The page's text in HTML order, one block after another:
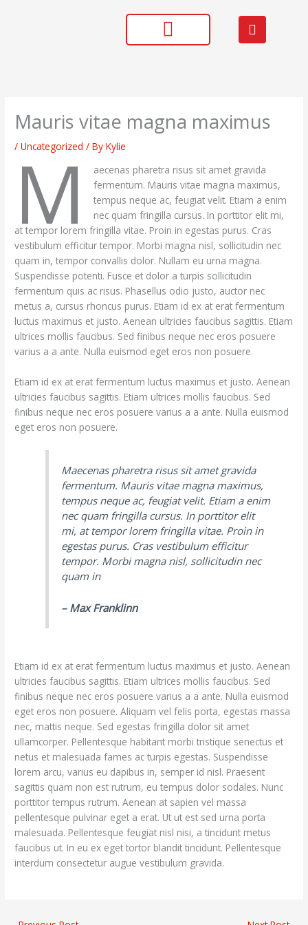
F
a
c
k
Mauris vitae magna maximus
/Uncategorized / ByKylie
M
aecenas pharetra risus sit amet gravida
fermentum. Mauris vitae magna maximus,
tempus neque ac, feugiat velit. Etiam a enim
nec quam fringilla cursus. In porttitor elit mi,
at tempor lorem fringilla vitae. Proin in egestas purus. Cras
vestibulum efficitur tempor. Morbi magna nisl, sollicitudin nec
quam in, tempor convallis dolor. Nullam eu urna magna.
Suspendisse potenti. Fusce et dolor a turpis sollicitudin
fermentum quis ac risus. Phasellus odio justo, auctor nec
metus a, cursus rhoncus purus. Etiam id ex at erat fermentum
luctus maximus et justo. Aenean ultricies faucibus sagittis. Etiam
ultrices mollis faucibus. Sed finibus neque nec eros posuere
varius a a ante. Nulla euismod eget eros non posuere.
Etiam id ex at erat fermentum luctus maximus et justo. Aenean
ultricies faucibus sagittis. Etiam ultrices mollis faucibus. Sed
finibus neque nec eros posuere varius a a ante. Nulla euismod
eget eros non posuere.
Maecenas pharetra risus sit amet gravida
fermentum. Mauris vitae magna maximus,
tempus neque ac, feugiat velit. Etiam a enim
nec quam fringilla cursus. In porttitor elit
mi, at tempor lorem fringilla vitae. Proin in
egestas purus. Cras vestibulum efficitur
tempor. Morbi magna nisl, sollicitudin nec
quam in
– Max Franklinn
Etiam id ex at erat fermentum luctus maximus et justo. Aenean
ultricies faucibus sagittis. Etiam ultrices mollis faucibus. Sed
finibus neque nec eros posuere varius a a ante. Nulla euismod
eget eros non posuere. Aliquam vel felis porta, egestas massa
nec, mattis neque. Sed egestas fringilla dolor sit amet
ullamcorper. Pellentesque habitant morbi tristique senectus et
netus et malesuada fames ac turpis egestas. Suspendisse
lorem arcu, varius eu dapibus in, semper id nisl. Praesent
sagittis quam non est rutrum, eu tempus dolor sodales. Nunc
porttitor tempus rutrum. Aenean at sapien vel massa
pellentesque pulvinar eget a erat. Ut ut est sed urna porta
malesuada. Pellentesque feugiat nisl nisi, a tincidunt metus
faucibus ut. In eu ex eget tortor blandit tincidunt. Pellentesque
interdum consectetur augue vestibulum gravida.